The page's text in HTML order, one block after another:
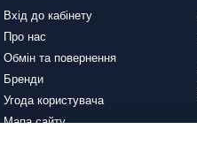
Вхід до кабінету
Про нас
Обмін та повернення
Бренди
Угода користувача
Мапа сайту